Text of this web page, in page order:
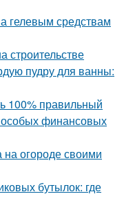
гелевым средствам
строительстве
пудру для ванны:
100% правильный
особых финансовых
на огороде своими
бутылок: где